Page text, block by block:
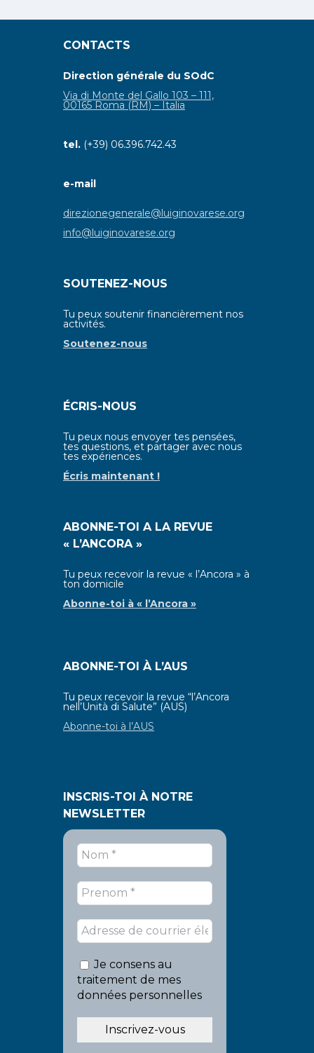
CONTACTS
Direction générale du SOdC
Via di Monte del Gallo 103 – 111,
00165 Roma (RM) – Italia
tel. (+39) 06.396.742.43
e-mail
direzionegenerale@luiginovarese.org
info@luiginovarese.org
SOUTENEZ-NOUS
Tu peux soutenir financièrement nos
activités.
Soutenez-nous
ÉCRIS-NOUS
Tu peux nous envoyer tes pensées,
tes questions, et partager avec nous
tes expériences.
Écris maintenant !
ABONNE-TOI A LA REVUE
« L’ANCORA »
Tu peux recevoir la revue « l’Ancora » à
ton domicile
Abonne-toi à « l’Ancora »
ABONNE-TOI À L’AUS
Tu peux recevoir la revue “l’Ancora
nell’Unità di Salute” (AUS)
Abonne-toi à l’AUS
INSCRIS-TOI À NOTRE
NEWSLETTER
Je consens au
traitement de mes
données personnelles